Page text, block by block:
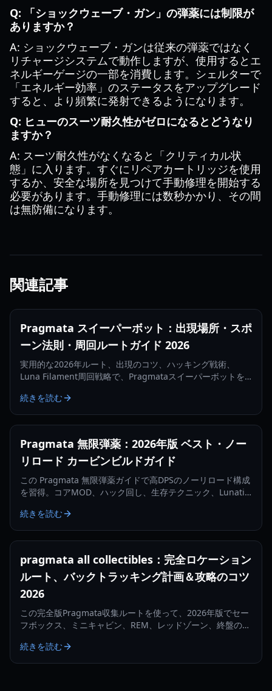
Q: 「ショックウェーブ・ガン」の弾薬には制限が
ありますか？
A: ショックウェーブ・ガンは従来の弾薬ではなく
リチャージシステムで動作しますが、使用するとエ
ネルギーゲージの一部を消費します。シェルターで
「エネルギー効率」のステータスをアップグレード
すると、より頻繁に発射できるようになります。
Q: ヒューのスーツ耐久性がゼロになるとどうなり
ますか？
A: スーツ耐久性がなくなると「クリティカル状
態」に入ります。すぐにリペアカートリッジを使用
するか、安全な場所を見つけて手動修理を開始する
必要があります。手動修理には数秒かかり、その間
は無防備になります。
関連記事
Pragmata スイーパーボット：出現場所・スポ
ーン法則・周回ルートガイド 2026
実用的な2026年ルート、出現のコツ、ハッキング戦術、
Luna Filament周回戦略で、Pragmataスイーパーボットを
続きを読む
Pragmata 無限弾薬：2026年版 ベスト・ノー
リロード カービンビルドガイド
この Pragmata 無限弾薬ガイドで高DPSのノーリロード構成
を習得。コアMOD、ハック回し、生存テクニック、Lunatic
続きを読む
pragmata all collectibles：完全ロケーション
ルート、バックトラッキング計画＆攻略のコツ
2026
この完全版Pragmata収集ルートを使って、2026年版でセー
フボックス、ミニキャビン、REM、レッドゾーン、終盤の回
続きを読む